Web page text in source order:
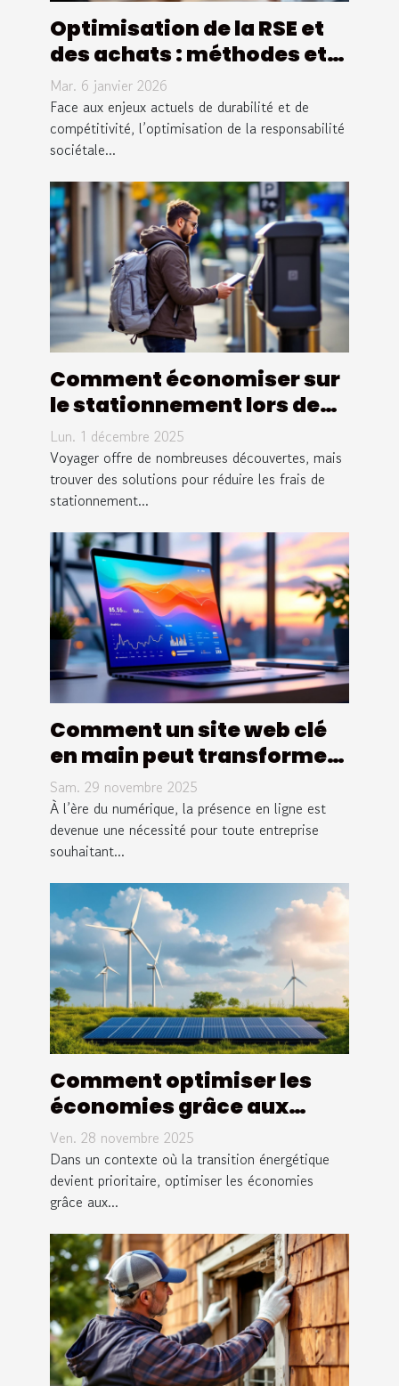
Optimisation de la RSE et
des achats : méthodes et
avantages pour les
entreprises
Mar. 6 janvier 2026
Face aux enjeux actuels de durabilité et de
compétitivité, l’optimisation de la responsabilité
sociétale...
Comment économiser sur
le stationnement lors de
vos voyages ?
Lun. 1 décembre 2025
Voyager offre de nombreuses découvertes, mais
trouver des solutions pour réduire les frais de
stationnement...
Comment un site web clé
en main peut transformer
votre entreprise ?
Sam. 29 novembre 2025
À l’ère du numérique, la présence en ligne est
devenue une nécessité pour toute entreprise
souhaitant...
Comment optimiser les
économies grâce aux
systèmes énergétiques
renouvelables ?
Ven. 28 novembre 2025
Dans un contexte où la transition énergétique
devient prioritaire, optimiser les économies
grâce aux...